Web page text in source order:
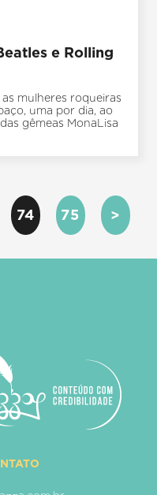
e Rolling
mulheres roqueiras
uma por dia, ao
gêmeas MonaLisa
74 75 >